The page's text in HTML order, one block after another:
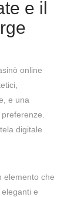
e il
online
e una
digitale
elemento che
e